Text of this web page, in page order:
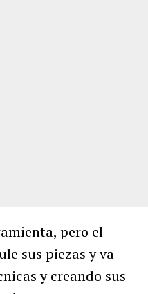
pero el
sus piezas y va
y creando sus